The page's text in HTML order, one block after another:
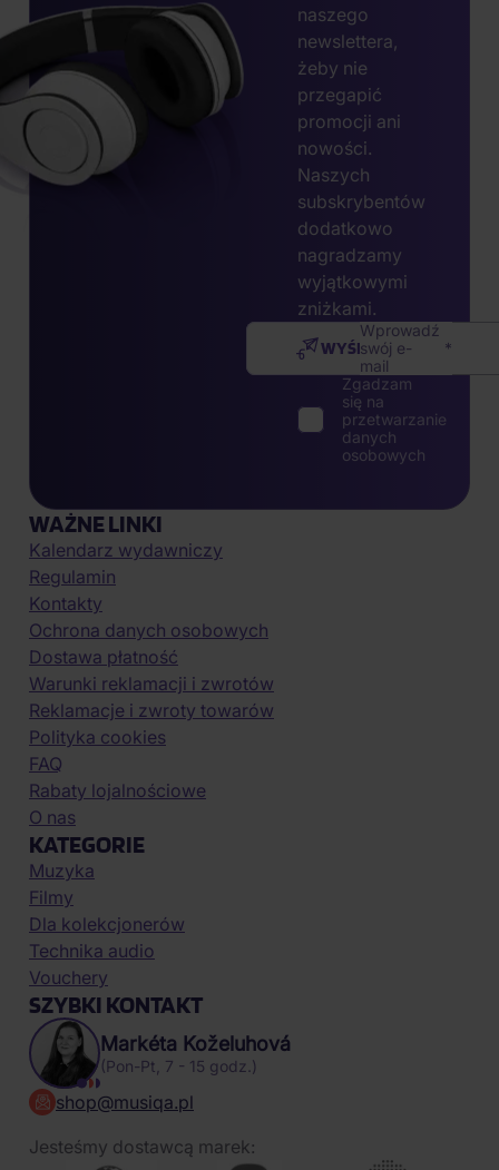
naszego
newslettera,
żeby nie
przegapić
promocji ani
nowości.
Naszych
subskrybentów
dodatkowo
nagradzamy
wyjątkowymi
zniżkami.
Wprowadź
swój e-
mail
WYŚLIJ
Zgadzam
się na
przetwarzanie
danych
osobowych
WAŻNE LINKI
Kalendarz wydawniczy
Regulamin
Kontakty
Ochrona danych osobowych
Dostawa płatność
Warunki reklamacji i zwrotów
Reklamacje i zwroty towarów
Polityka cookies
FAQ
Rabaty lojalnościowe
O nas
KATEGORIE
Muzyka
Filmy
Dla kolekcjonerów
Technika audio
Vouchery
SZYBKI KONTAKT
Markéta Koželuhová
(Pon-Pt, 7 - 15 godz.)
shop@musiqa.pl
Jesteśmy dostawcą marek: